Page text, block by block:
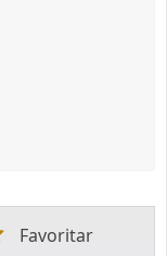
Favoritar